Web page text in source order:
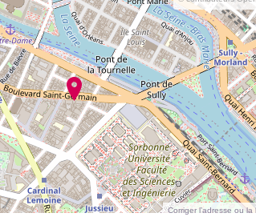
Corriger l’adresse ou la